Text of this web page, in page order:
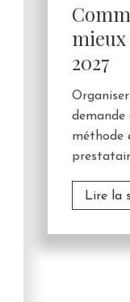
2027
méthode
Lire la